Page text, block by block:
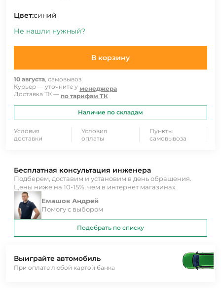
Цвет:синий
Не нашли нужный?
В корзину
10 августа , самовывоз
Курьер — уточните у менеджера
Доставка ТК — по тарифам ТК
Наличие по складам
Условия
доставки
Условия
оплаты
Пункты
самовывоза
Выиграйте автомобиль
При оплате любой картой банка
Бесплатная консультация инженера
Подберем, доставим и установим в день обращения.
Цены ниже на 10-15%, чем в интернет магазинах
Емашов Андрей
Помогу с выбором
Подобрать по списку